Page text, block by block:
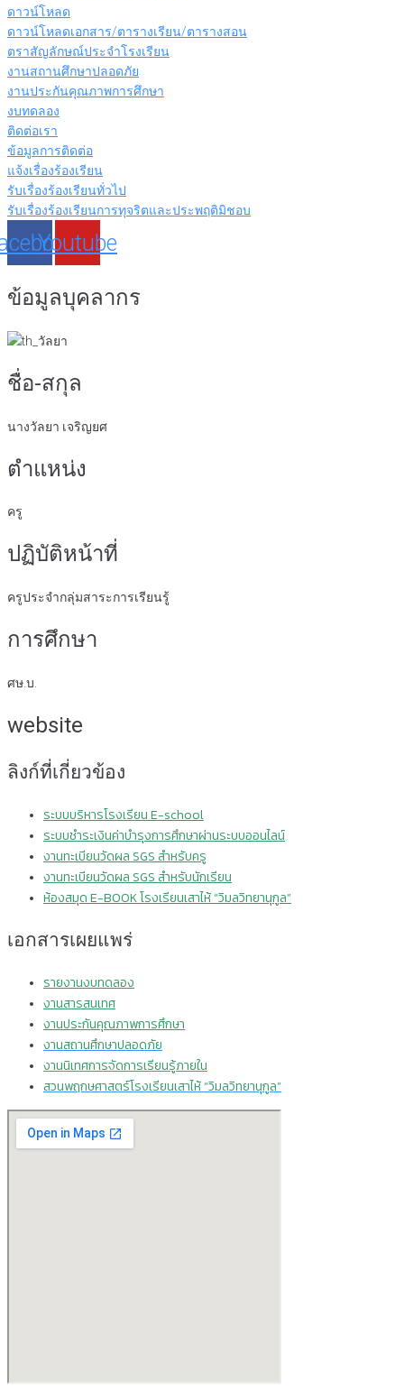
ดาวน์โหลด
ดาวน์โหลดเอกสาร/ตารางเรียน/ตารางสอน
ตราสัญลักษณ์ประจำโรงเรียน
งานสถานศึกษาปลอดภัย
งานประกันคุณภาพการศึกษา
งบทดลอง
ติดต่อเรา
ข้อมูลการติดต่อ
แจ้งเรื่องร้องเรียน
รับเรื่องร้องเรียนทั่วไป
รับเรื่องร้องเรียนการทุจริตและประพฤติมิชอบ
Youtube
ข้อมูลบุคลากร
ชื่อ-สกุล
นางวัลยา เจริญยศ
ตำแหน่ง
ครู
ปฏิบัติหน้าที่
ครูประจำกลุ่มสาระการเรียนรู้
การศึกษา
ศษ.บ.
website
ลิงก์ที่เกี่ยวข้อง
ระบบบริหารโรงเรียน E-school
ระบบชำระเงินค่าบำรุงการศึกษาผ่านระบบออนไลน์
งานทะเบียนวัดผล SGS สำหรับครู
งานทะเบียนวัดผล SGS สำหรับนักเรียน
ห้องสมุด E-BOOK โรงเรียนเสาไห้ “วิมลวิทยานุกูล”
เอกสารเผยแพร่
รายงานงบทดลอง
งานสารสนเทศ
งานประกันคุณภาพการศึกษา
งานสถานศึกษาปลอดภัย
งานนิเทศการจัดการเรียนรู้ภายใน
สวนพฤกษศาสตร์โรงเรียนเสาไห้ “วิมลวิทยานุกูล”